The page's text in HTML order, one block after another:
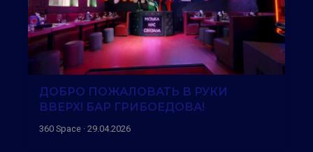
ДОБРО ПОЖАЛОВАТЬ В РУКИ
ВВЕРХ! БАР ГРИБОЕДОВА!
360 Space · 29.04.2026